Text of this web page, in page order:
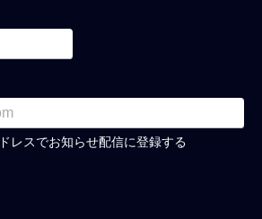
レスでお知らせ配信に登録する